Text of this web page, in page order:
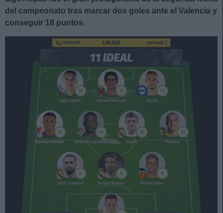
del campeonato tras marcar dos goles ante el Valencia y
conseguir 18 puntos.